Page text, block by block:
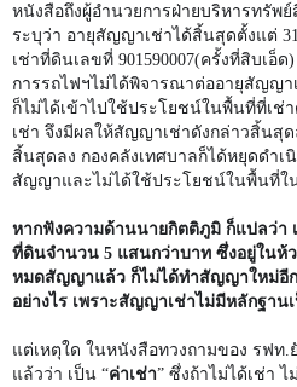
หนังสือถึงผู้อำนวยการฝ่ายบริหารทรัพ
ระบุว่า อายุสัญญาเช่าได้สิ้นสุดตั้งแต่ 31
เช่าที่ดินเลขที่ 901590007(ครั้งที่สิบเอ็ด
การรถไฟฯไม่ได้พิจารณาต่ออายุสัญญา
ก็ไม่ได้เข้าไปใช้ประโยชน์ในพื้นที่ที่เ
เช่า จึงมีผลให้สัญญาเช่าดังกล่าวสิ้น
สิ้นสุดลง กองคลังเทศบาลก็ได้หยุดดำเ
สัญญาและไม่ได้ใช้ประโยชน์ในพื้นที่ใ
หากฟังความด้านนายกิตติภูมิ ก็แปลว่า
ที่ดินจำนวน 5 แสนกว่าบาท ซึ่งอยู่ในห้
หมดสัญญาแล้ว ก็ไม่ได้ทำสัญญาใหม่อีก
อย่างไร เพราะสัญญาเช่าไม่มีหลักฐาน
แต่เหตุใด ในหนังสือทวงถามของ รฟท
แล้วว่า เป็น “ค่าเช่า” ซึ่งถ้าไม่ได้เช่า